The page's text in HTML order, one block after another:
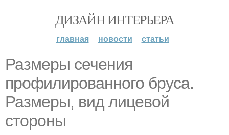
ДИЗАЙН ИНТЕРЬЕРА
главная новости статьи
Размеры сечения
профилированного бруса.
Размеры, вид лицевой
стороны